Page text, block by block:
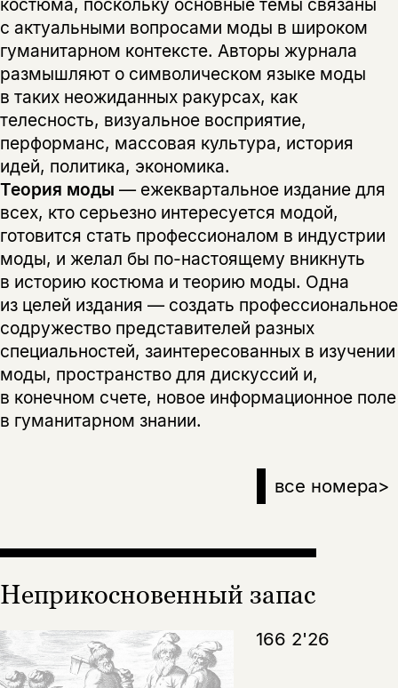
костюма, поскольку основные темы связаны
с актуальными вопросами моды в широком
гуманитарном контексте. Авторы журнала
размышляют о символическом языке моды
в таких неожиданных ракурсах, как
телесность, визуальное восприятие,
перформанс, массовая культура, история
идей, политика, экономика.
Теория моды — ежеквартальное издание для
всех, кто серьезно интересуется модой,
готовится стать профессионалом в индустрии
моды, и желал бы по-настоящему вникнуть
в историю костюма и теорию моды. Одна
из целей издания — создать профессиональное
содружество представителей разных
специальностей, заинтересованных в изучении
моды, пространство для дискуссий и,
в конечном счете, новое информационное поле
в гуманитарном знании.
все номера>
Неприкосновенный запас
166 2'26